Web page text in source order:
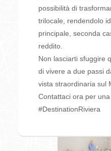
possibilità di
trilocale, rendendolo
principale, seconda
reddito.
Non lasciarti sfuggire
di vivere a due passi
vista straordinaria sul
Contattaci ora per
#DestinationRiviera